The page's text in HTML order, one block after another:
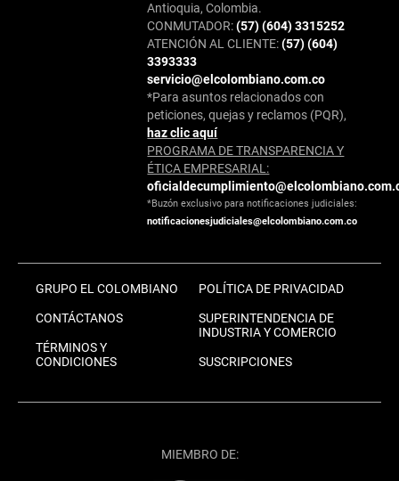
Antioquia, Colombia.
CONMUTADOR:(57) (604) 3315252
ATENCIÓN AL CLIENTE:(57) (604)
3393333
servicio@elcolombiano.com.co
*Para asuntos relacionados con
peticiones, quejas y reclamos (PQR),
haz clic aquí
PROGRAMA DE TRANSPARENCIA Y
ÉTICA EMPRESARIAL:
*Buzón exclusivo para notificaciones judiciales:
notificacionesjudiciales@elcolombiano.com.co
GRUPO EL COLOMBIANO
CONTÁCTANOS
TÉRMINOS Y
CONDICIONES
POLÍTICA DE PRIVACIDAD
SUPERINTENDENCIA DE
INDUSTRIA Y COMERCIO
SUSCRIPCIONES
MIEMBRO DE: